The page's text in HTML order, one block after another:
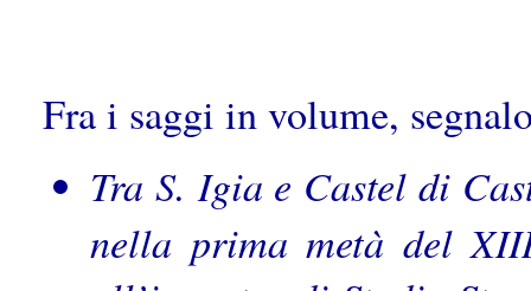
Fra i saggi in volume,
Tra S. Igia e Castel di
nella prima metà del